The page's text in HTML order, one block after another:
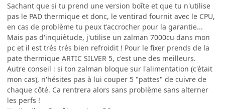
Sachant que si tu prend une version boîte et que tu n'utilise
pas le PAD thermique et donc, le ventirad fournit avec le CPU,
en cas de problème tu peux t'accrocher pour la garantie...
Mais pas d'inquiètude, j'utilise un zalman 7000cu dans mon
pc et il est trés trés bien refroidit ! Pour le fixer prends de la
pate thermique ARTIC SILVER 5, c'est une des meilleurs.
Autre conseil : si ton zalman bloque sur l'alimentation (c'était
mon cas), n'hésites pas à lui couper 5 "pattes" de cuivre de
chaque côté. Ca rentrera alors sans problème sans alterner
les perfs !